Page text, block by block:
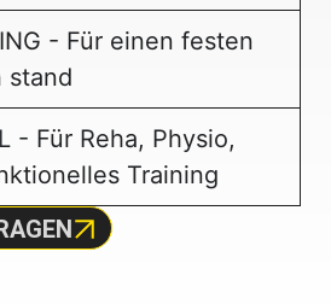
- Für einen festen
stand
- Für Reha, Physio,
Training